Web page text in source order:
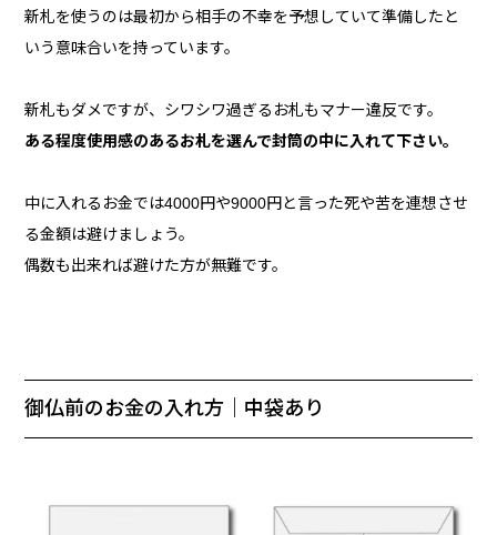
新札を使うのは最初から相手の不幸を予想していて準備したと
いう意味合いを持っています。
新札もダメですが、シワシワ過ぎるお札もマナー違反です。
ある程度使用感のあるお札を選んで封筒の中に入れて下さい。
中に入れるお金では4000円や9000円と言った死や苦を連想させ
る金額は避けましょう。
偶数も出来れば避けた方が無難です。
御仏前のお金の入れ方｜中袋あり